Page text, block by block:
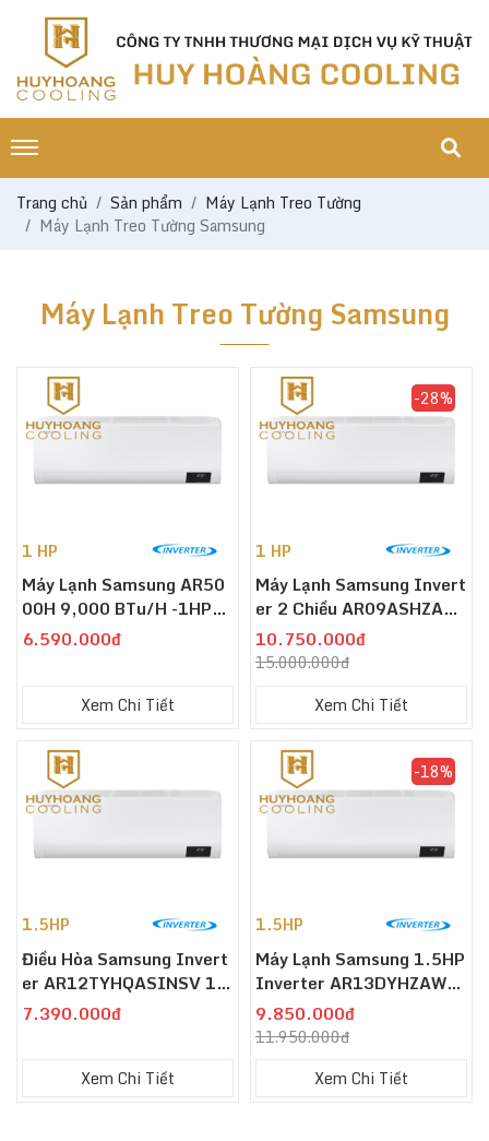
Trang chủ Sản phẩm
Máy Lạnh Treo Tường
Máy Lạnh Treo Tường Samsung
Máy Lạnh Treo Tường Samsung
1 HP
Máy Lạnh Samsung AR50
00H 9,000 BTu/h -1HP
(AR09TYHQASINSV) Digi
6.590.000đ
Xem Chi Tiết
1 HP
Máy Lạnh Samsung Invert
Er 2 Chiều AR09ASHZAW
KNSV 9,000 BTU/h - 1HP
10.750.000đ
15.000.000đ
-28%
Xem Chi Tiết
1.5HP
Điều Hòa Samsung Invert
Er AR12TYHQASINSV 1.5
HP
7.390.000đ
Xem Chi Tiết
1.5HP
Máy Lạnh Samsung 1.5HP
Inverter AR13DYHZAWK
NSV
9.850.000đ
11.950.000đ
-18%
Xem Chi Tiết